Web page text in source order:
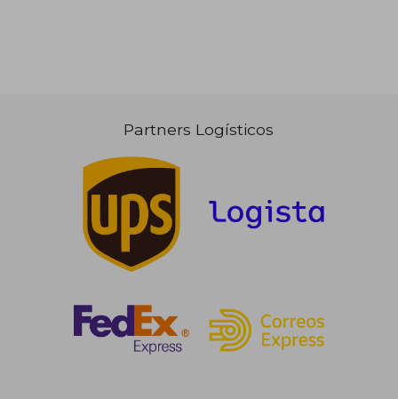
Partners Logísticos